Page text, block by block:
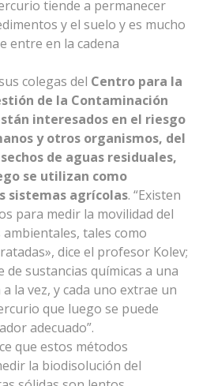
tiende a permanecer
y el suelo y es mucho
entre en la cadena
colegas del Centro para la
de la Contaminación
interesados en el riesgo
y otros organismos, del
de aguas residuales,
se utilizan como
sistemas agrícolas. “Existen
para medir la movilidad del
tales como
dice el profesor Kolev;
de sustancias químicas a una
la vez, y cada uno extrae un
que luego se puede
adecuado”.
que estos métodos
la biodisolución del